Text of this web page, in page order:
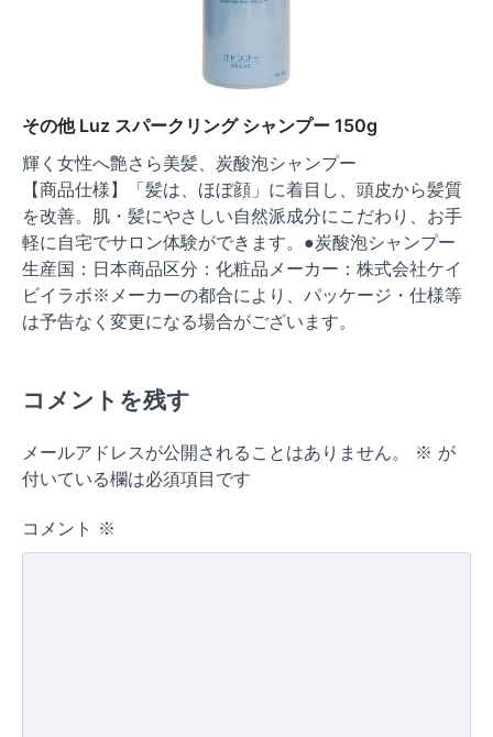
その他 Luz スパークリング シャンプー 150g
輝く女性へ艶さら美髪、炭酸泡シャンプー
【商品仕様】「髪は、ほぼ顔」に着目し、頭皮から髪質
を改善。肌・髪にやさしい自然派成分にこだわり、お手
軽に自宅でサロン体験ができます。●炭酸泡シャンプー
生産国：日本商品区分：化粧品メーカー：株式会社ケイ
ビイラボ※メーカーの都合により、パッケージ・仕様等
は予告なく変更になる場合がございます。
コメントを残す
メールアドレスが公開されることはありません。 ※ が
付いている欄は必須項目です
コメント ※